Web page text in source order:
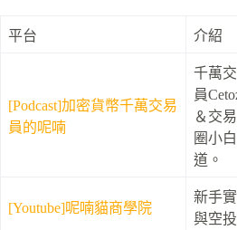
平台 介紹
[Podcast]加密貨幣千萬交易
員的呢喃
千萬
員
＆交
圈小
道。
[Youtube]呢喃貓商學院
新手
與空